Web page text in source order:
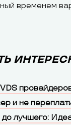
временем
и не
лучшего: